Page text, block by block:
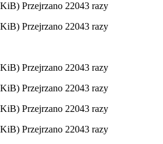
Przejrzano 22043 razy
Przejrzano 22043 razy
Przejrzano 22043 razy
Przejrzano 22043 razy
Przejrzano 22043 razy
Przejrzano 22043 razy